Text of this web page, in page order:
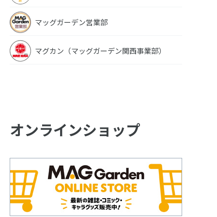
マッグガーデン営業部
マグカン（マッグガーデン関西事業部）
オンラインショップ